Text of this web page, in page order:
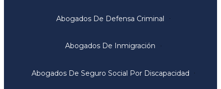
Abogados De Defensa Criminal
Abogados De Inmigración
Abogados De Seguro Social Por Discapacidad